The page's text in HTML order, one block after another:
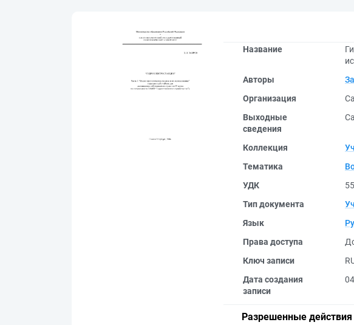
Название
Авторы
Организация
Выходные
сведения
Коллекция
Тематика
УДК
Тип документа
Язык
Права доступа
Ключ записи
Дата создания
записи
Разрешенные действия